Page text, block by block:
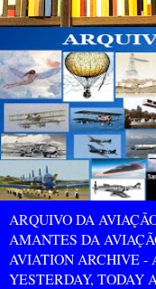
ARQUIVO DA
AMANTES DA
AVIATION ARCHIVE -
YESTERDAY, TODAY